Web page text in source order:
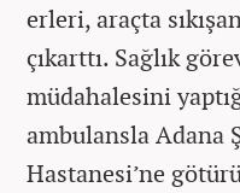
erleri, araçta
çıkarttı. Sağlık
müdahalesini
ambulansla Adana
Hastanesi’ne